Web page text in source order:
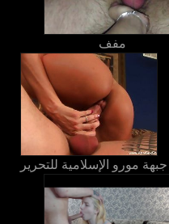
مفف
جبهة مورو الإسلامية للتحرير